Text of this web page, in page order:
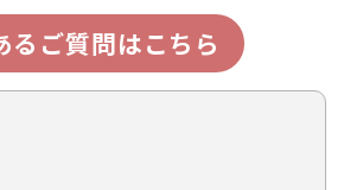
るご質問はこちら